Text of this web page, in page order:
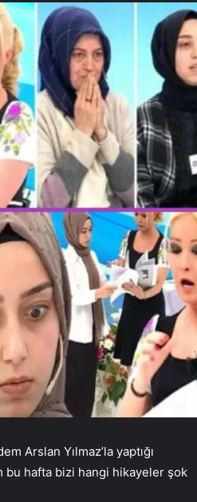
Arslan Yılmaz’la yaptığı
bu hafta bizi hangi hikayeler şok